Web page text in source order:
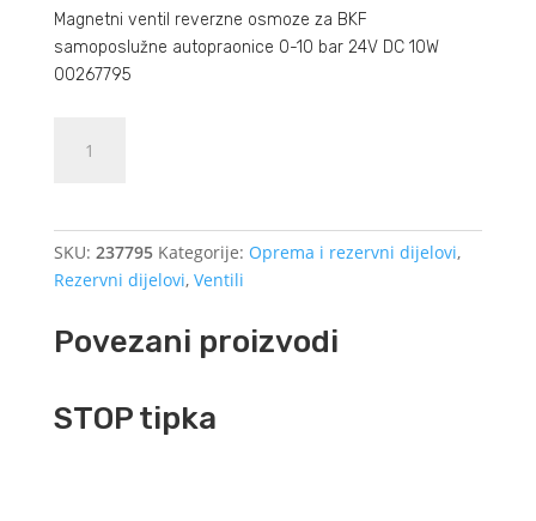
Magnetni ventil reverzne osmoze za BKF
samoposlužne autopraonice 0-10 bar 24V DC 10W
00267795
ventil
SKU: 237795 Kategorije: Oprema i rezervni dijelovi,
Rezervni dijelovi, Ventili
Povezani proizvodi
STOP tipka